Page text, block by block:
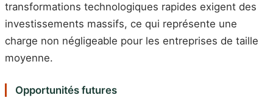
transformations technologiques rapides exigent des
investissements massifs, ce qui représente une
charge non négligeable pour les entreprises de taille
moyenne.
Opportunités futures